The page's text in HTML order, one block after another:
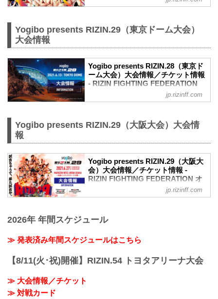
FIGHTING FEDERATION オフィシ
東京ドームで開催されるYogibo presents
阪で開催されるYogibo presents RIZIN.29
に出場する選手たちの公開練習を、
17LIVEで生配信することが決定！
公開練習の様子はRIZIN FF イチナナ公式
アカウントから生配信され、選手への質
疑応答も行われる予定だ！選手への質疑
応答の際には、ライブ配信中に寄せられ
も…！？
景、質疑応答の様子を是非ライブ配信
Yogibo presents RIZIN.29（東京ドーム大会）
大会情報
Yogibo presents RIZIN.28（東京ド
ーム大会）大会情報／チケット情報
- RIZIN FIGHTING FEDERATION
のお知らせ
席→A席に変更となりました。
客様には当日差額をご返金致します。恐
れ入りますが入場時にお近くの係員にお
申し出下さいますよう、お願い致しま
す。返金受付までご案内致します。返金
手続きに関しましては、当日会場のみで
しくお願い致します。
【4/23更新】開催日延期に関して
しておりました...
jp.rizinff.com
Yogibo presents RIZIN.29（大阪大会）大会情
報
Yogibo presents RIZIN.29（大阪大
会）大会情報／チケット情報 -
RIZIN FIGHTING FEDERATION オ
阪にて開催を予定しておりましたYogibo
（日）へ延期となりました。（ご購入の
チケットは延期日程にそのままご利用に
開催日延期に伴うチケットの払戻しに関
jp.rizinff.com
2026年 年間スケジュール
≫ 発表済み年間スケジュールはこちら
【8/11(火･祝)開催】RIZIN.54 トヨタアリーナ大会
≫ 大会情報／チケット
≫ 対戦カード